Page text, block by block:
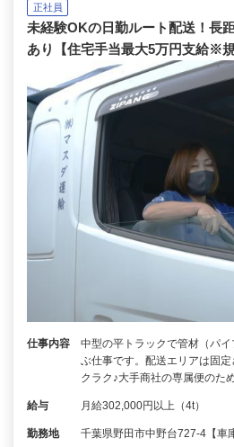
正社員
未経験OKの日勤ルート配送！長
あり【住宅手当最大5万円支給※規
仕事内容
中型の平トラックで管材（パ
ぶ仕事です。配送エリアは固
クラク♪大手商社の専属便のた
給与 月給302,000円以上（4t）
勤務地 千葉県野田市中野台727-4【車